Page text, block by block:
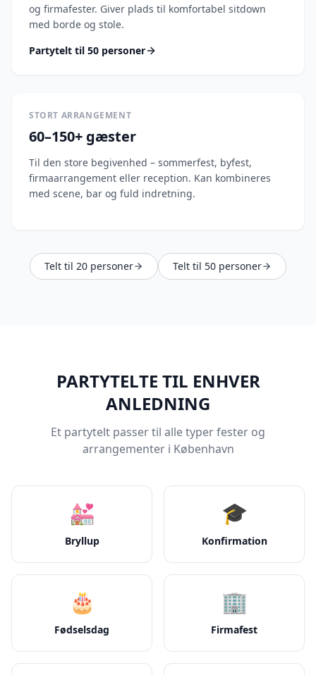
og firmafester. Giver plads til komfortabel sitdown
med borde og stole.
Partytelt til 50 personer
STORT ARRANGEMENT
60–150+ gæster
Til den store begivenhed – sommerfest, byfest,
firmaarrangement eller reception. Kan kombineres
med scene, bar og fuld indretning.
Telt til 20 personer Telt til 50 personer
PARTYTELTE TIL ENHVER
ANLEDNING
Et partytelt passer til alle typer fester og
arrangementer i København
💒
Bryllup
🎓
Konfirmation
🎂
Fødselsdag
🏢
Firmafest